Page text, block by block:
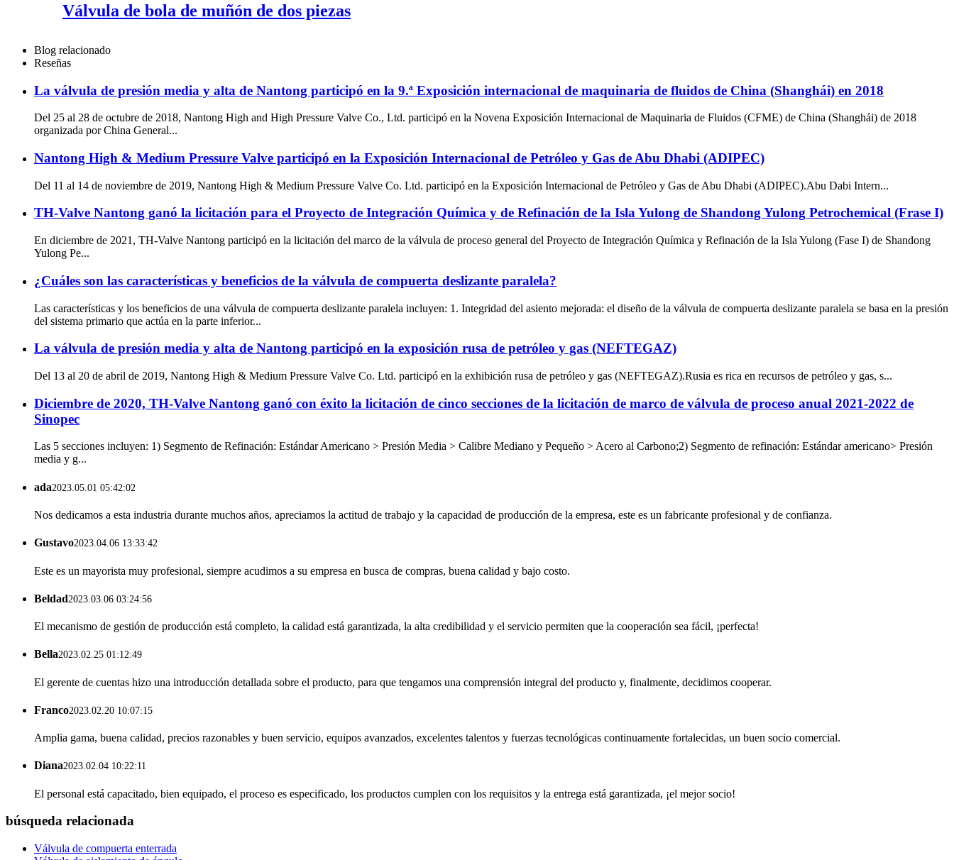
Válvula de bola de muñón de dos piezas
Blog relacionado
Reseñas
La válvula de presión media y alta de Nantong participó en la 9.ª Exposición internacional de maquinaria de fluidos de China (Shanghái) en 2018
Del 25 al 28 de octubre de 2018, Nantong High and High Pressure Valve Co., Ltd. participó en la Novena Exposición Internacional de Maquinaria de Fluidos (CFME) de China (Shanghái) de 2018
organizada por China General...
Nantong High & Medium Pressure Valve participó en la Exposición Internacional de Petróleo y Gas de Abu Dhabi (ADIPEC)
Del 11 al 14 de noviembre de 2019, Nantong High & Medium Pressure Valve Co. Ltd. participó en la Exposición Internacional de Petróleo y Gas de Abu Dhabi (ADIPEC).Abu Dabi Intern...
TH-Valve Nantong ganó la licitación para el Proyecto de Integración Química y de Refinación de la Isla Yulong de Shandong Yulong Petrochemical (Frase I)
En diciembre de 2021, TH-Valve Nantong participó en la licitación del marco de la válvula de proceso general del Proyecto de Integración Química y Refinación de la Isla Yulong (Fase I) de Shandong
Yulong Pe...
¿Cuáles son las características y beneficios de la válvula de compuerta deslizante paralela?
Las características y los beneficios de una válvula de compuerta deslizante paralela incluyen: 1. Integridad del asiento mejorada: el diseño de la válvula de compuerta deslizante paralela se basa en la presión
del sistema primario que actúa en la parte inferior...
La válvula de presión media y alta de Nantong participó en la exposición rusa de petróleo y gas (NEFTEGAZ)
Del 13 al 20 de abril de 2019, Nantong High & Medium Pressure Valve Co. Ltd. participó en la exhibición rusa de petróleo y gas (NEFTEGAZ).Rusia es rica en recursos de petróleo y gas, s...
Diciembre de 2020, TH-Valve Nantong ganó con éxito la licitación de cinco secciones de la licitación de marco de válvula de proceso anual 2021-2022 de
Sinopec
Las 5 secciones incluyen: 1) Segmento de Refinación: Estándar Americano > Presión Media > Calibre Mediano y Pequeño > Acero al Carbono;2) Segmento de refinación: Estándar americano> Presión
media y g...
ada2023.05.01 05:42:02
Nos dedicamos a esta industria durante muchos años, apreciamos la actitud de trabajo y la capacidad de producción de la empresa, este es un fabricante profesional y de confianza.
Gustavo2023.04.06 13:33:42
Este es un mayorista muy profesional, siempre acudimos a su empresa en busca de compras, buena calidad y bajo costo.
Beldad2023.03.06 03:24:56
El mecanismo de gestión de producción está completo, la calidad está garantizada, la alta credibilidad y el servicio permiten que la cooperación sea fácil, ¡perfecta!
Bella2023.02.25 01:12:49
El gerente de cuentas hizo una introducción detallada sobre el producto, para que tengamos una comprensión integral del producto y, finalmente, decidimos cooperar.
Franco2023.02.20 10:07:15
Amplia gama, buena calidad, precios razonables y buen servicio, equipos avanzados, excelentes talentos y fuerzas tecnológicas continuamente fortalecidas, un buen socio comercial.
Diana2023.02.04 10:22:11
El personal está capacitado, bien equipado, el proceso es especificado, los productos cumplen con los requisitos y la entrega está garantizada, ¡el mejor socio!
búsqueda relacionada
Válvula de compuerta enterrada